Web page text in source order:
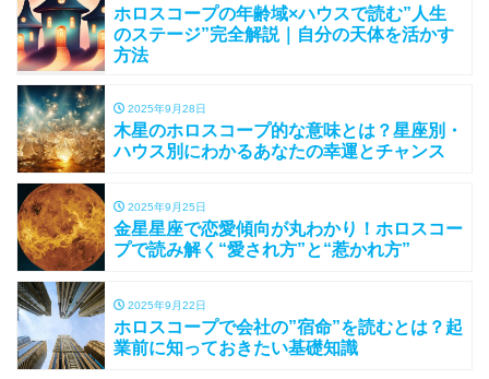
ホロスコープの年齢域×ハウスで読む”人生
のステージ”完全解説｜自分の天体を活かす
方法
2025年9月28日
木星のホロスコープ的な意味とは？星座別・
ハウス別にわかるあなたの幸運とチャンス
2025年9月25日
金星星座で恋愛傾向が丸わかり！ホロスコー
プで読み解く“愛され方”と“惹かれ方”
2025年9月22日
ホロスコープで会社の”宿命”を読むとは？起
業前に知っておきたい基礎知識